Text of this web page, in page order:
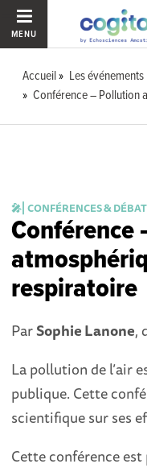
MENU
Accueil
Les événements
Conférence – Pollution
🎤⎜CONFÉRENCES &
Conférence
respiratoire
ParSophie Lanone,
La pollution de l’air
publique. Cette
scientifique sur ses
Cette conférence est